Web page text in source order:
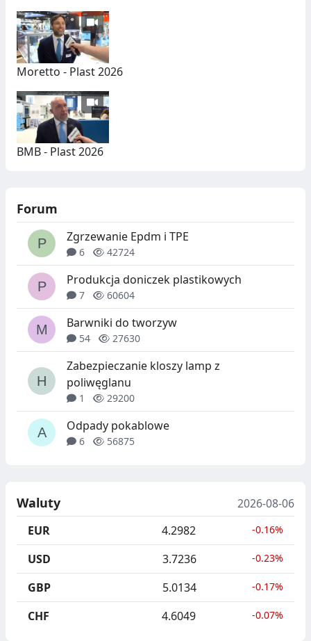
Moretto - Plast 2026
BMB - Plast 2026
Forum
Zgrzewanie Epdm i TPE
6 42724
Produkcja doniczek plastikowych
7 60604
Barwniki do tworzyw
54 27630
Zabezpieczanie kloszy lamp z
poliwęglanu
1 29200
Odpady pokablowe
6 56875
Waluty
2026-08-06
EUR
4.2982 -0.16%
USD 3.7236 -0.23%
GBP 5.0134 -0.17%
CHF 4.6049 -0.07%